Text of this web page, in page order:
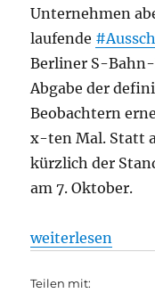
Unternehmen
laufende
Berliner S-
Abgabe der
Beobachtern
x-ten Mal. Statt
kürzlich der
am 7. Oktober.
„100 Jahre
weiterlesen
Teilen mit: